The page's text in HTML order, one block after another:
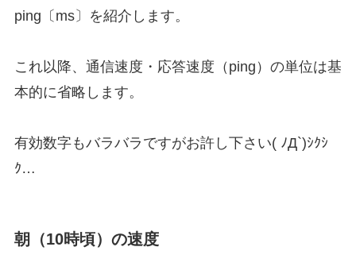
ping〔ms〕を紹介します。
これ以降、通信速度・応答速度（ping）の単位は基
本的に省略します。
有効数字もバラバラですがお許し下さい( ﾉД`)ｼｸｼ
ｸ…
朝（10時頃）の速度